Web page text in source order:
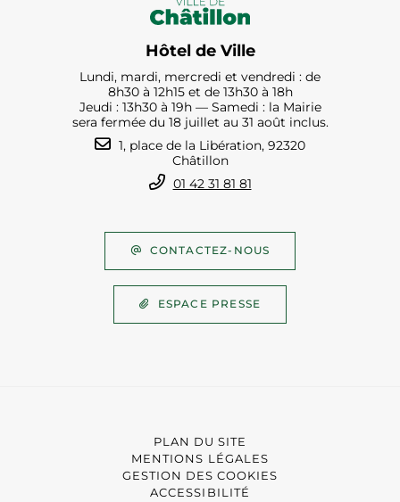
Hôtel de Ville
Lundi, mardi, mercredi et vendredi : de
8h30 à 12h15 et de 13h30 à 18h
Jeudi : 13h30 à 19h — Samedi : la Mairie
sera fermée du 18 juillet au 31 août inclus.
1, place de la Libération, 92320
Châtillon
01 42 31 81 81
CONTACTEZ-NOUS
ESPACE PRESSE
PLAN DU SITE
MENTIONS LÉGALES
GESTION DES COOKIES
ACCESSIBILITÉ